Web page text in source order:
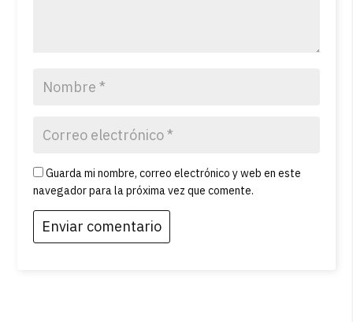
Guarda mi nombre, correo electrónico y web en este
navegador para la próxima vez que comente.